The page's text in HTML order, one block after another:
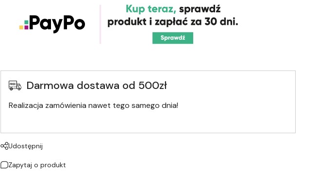
Darmowa dostawa od 500zł
Realizacja zamówienia nawet tego samego dnia!
Udostępnij
Zapytaj o produkt